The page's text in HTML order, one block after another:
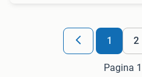
1 2
Pagina